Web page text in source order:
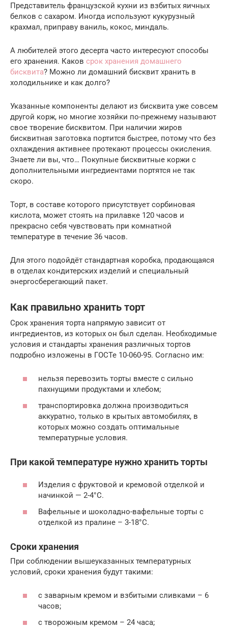
Представитель французской кухни из взбитых яичных
белков с сахаром. Иногда используют кукурузный
крахмал, приправу ваниль, кокос, миндаль.
А любителей этого десерта часто интересуют способы
его хранения. Каков срок хранения домашнего
бисквита? Можно ли домашний бисквит хранить в
холодильнике и как долго?
Указанные компоненты делают из бисквита уже совсем
другой корж, но многие хозяйки по-прежнему называют
свое творение бисквитом. При наличии жиров
бисквитная заготовка портится быстрее, потому что без
охлаждения активнее протекают процессы окисления.
Знаете ли вы, что… Покупные бисквитные коржи с
дополнительными ингредиентами портятся не так
скоро.
Торт, в составе которого присутствует сорбиновая
кислота, может стоять на прилавке 120 часов и
прекрасно себя чувствовать при комнатной
температуре в течение 36 часов.
Для этого подойдёт стандартная коробка, продающаяся
в отделах кондитерских изделий и специальный
энергосберегающий пакет.
Как правильно хранить торт
Срок хранения торта напрямую зависит от
ингредиентов, из которых он был сделан. Необходимые
условия и стандарты хранения различных тортов
подробно изложены в ГОСТе 10-060-95. Согласно им:
нельзя перевозить торты вместе с сильно
пахнущими продуктами и хлебом;
транспортировка должна производиться
аккуратно, только в крытых автомобилях, в
которых можно создать оптимальные
температурные условия.
При какой температуре нужно хранить торты
Изделия с фруктовой и кремовой отделкой и
начинкой — 2-4°С.
Вафельные и шоколадно-вафельные торты с
отделкой из пралине – 3-18°С.
Сроки хранения
При соблюдении вышеуказанных температурных
условий, сроки хранения будут такими:
с заварным кремом и взбитыми сливками – 6
часов;
с творожным кремом – 24 часа;